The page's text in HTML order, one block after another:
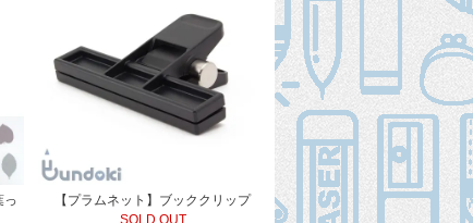
っ
【プラムネット】ブッククリップ
SOLD OUT